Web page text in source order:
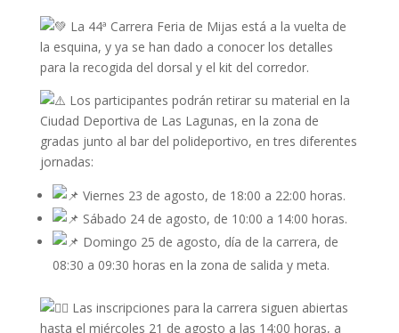
La 44ª Carrera Feria de Mijas está a la vuelta de
la esquina, y ya se han dado a conocer los detalles
para la recogida del dorsal y el kit del corredor.
Los participantes podrán retirar su material en la
Ciudad Deportiva de Las Lagunas, en la zona de
gradas junto al bar del polideportivo, en tres diferentes
jornadas:
Viernes 23 de agosto, de 18:00 a 22:00 horas.
Sábado 24 de agosto, de 10:00 a 14:00 horas.
Domingo 25 de agosto, día de la carrera, de
08:30 a 09:30 horas en la zona de salida y meta.
Las inscripciones para la carrera siguen abiertas
hasta el miércoles 21 de agosto a las 14:00 horas, a